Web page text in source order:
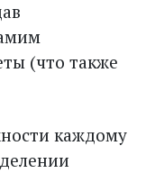
(что также
каждому